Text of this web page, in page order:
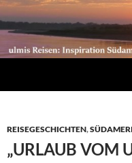
REISEGESCHICHTEN,
„URLAUB VOM